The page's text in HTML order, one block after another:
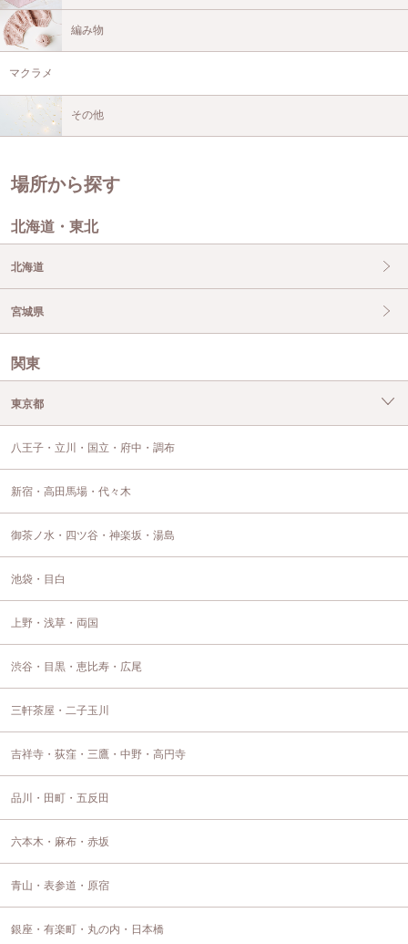
編み物
マクラメ
その他
場所から探す
北海道・東北
北海道
宮城県
関東
東京都
八王子・立川・国立・府中・調布
新宿・高田馬場・代々木
御茶ノ水・四ツ谷・神楽坂・湯島
池袋・目白
上野・浅草・両国
渋谷・目黒・恵比寿・広尾
三軒茶屋・二子玉川
吉祥寺・荻窪・三鷹・中野・高円寺
品川・田町・五反田
六本木・麻布・赤坂
青山・表参道・原宿
銀座・有楽町・丸の内・日本橋